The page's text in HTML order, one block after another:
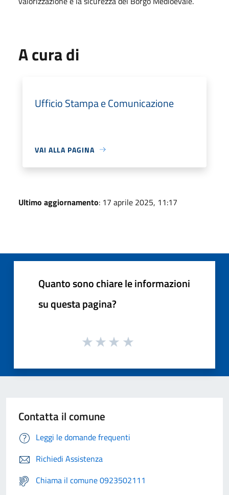
A cura di
Ufficio Stampa e Comunicazione
VAI ALLA PAGINA
Ultimo aggiornamento: 17 aprile 2025, 11:17
Quanto sono chiare le informazioni
su questa pagina?
Contatta il comune
Leggi le domande frequenti
Richiedi Assistenza
Chiama il comune 0923502111